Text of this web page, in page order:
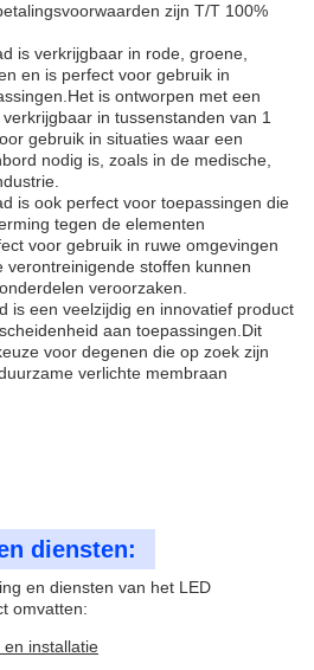
zijn T/T 100%
is verkrijgbaar in rode, groene,
en is perfect voor gebruik in
is ontworpen met een
in tussenstanden van 1
gebruik in situaties waar een
nodig is, zoals in de medische,
is ook perfect voor toepassingen die
tegen de elementen
voor gebruik in ruwe omgevingen
stoffen kunnen
veroorzaken.
is een veelzijdig en innovatief product
aan toepassingen.Dit
voor degenen die op zoek zijn
verlichte membraan
diensten:
en diensten van het LED
omvatten:
en installatie